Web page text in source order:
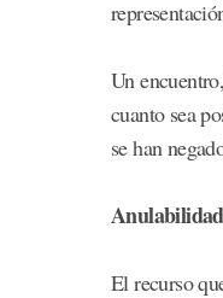
Un
cuanto sea
se han
El recurso